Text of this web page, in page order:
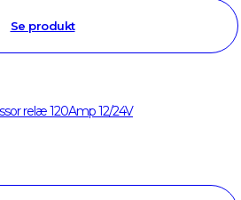
Se produkt
relæ 120Amp 12/24V